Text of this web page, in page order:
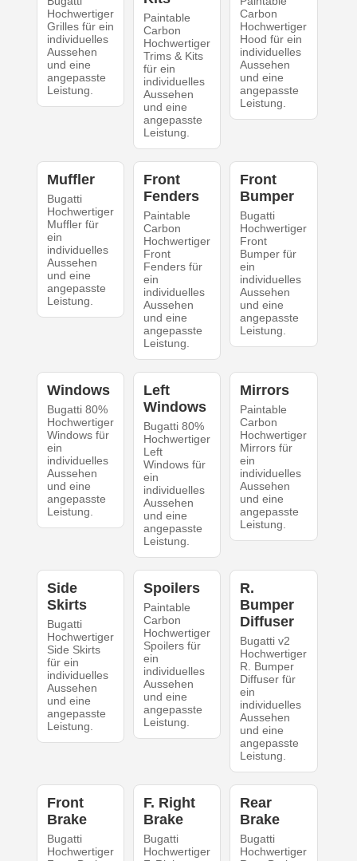
Hochwertiger
Grilles für ein
individuelles
Aussehen
und eine
angepasste
Leistung.
Paintable
Carbon
Hochwertiger
Trims & Kits
für ein
individuelles
Aussehen
und eine
angepasste
Leistung.
Carbon
Hochwertiger
Hood für ein
individuelles
Aussehen
und eine
angepasste
Leistung.
Muffler
Bugatti
Hochwertiger
Muffler für
ein
individuelles
Aussehen
und eine
angepasste
Leistung.
Front
Fenders
Paintable
Carbon
Hochwertiger
Front
Fenders für
ein
individuelles
Aussehen
und eine
angepasste
Leistung.
Front
Bumper
Bugatti
Hochwertiger
Front
Bumper für
ein
individuelles
Aussehen
und eine
angepasste
Leistung.
Windows
Bugatti 80%
Hochwertiger
Windows für
ein
individuelles
Aussehen
und eine
angepasste
Leistung.
Left
Windows
Bugatti 80%
Hochwertiger
Left
Windows für
ein
individuelles
Aussehen
und eine
angepasste
Leistung.
Mirrors
Paintable
Carbon
Hochwertiger
Mirrors für
ein
individuelles
Aussehen
und eine
angepasste
Leistung.
Side
Skirts
Bugatti
Hochwertiger
Side Skirts
für ein
individuelles
Aussehen
und eine
angepasste
Leistung.
Spoilers
Paintable
Carbon
Hochwertiger
Spoilers für
ein
individuelles
Aussehen
und eine
angepasste
Leistung.
R.
Bumper
Diffuser
Bugatti v2
Hochwertiger
R. Bumper
Diffuser für
ein
individuelles
Aussehen
und eine
angepasste
Leistung.
Front
Brake
Bugatti
Hochwertiger
F. Right
Brake
Bugatti
Hochwertiger
Rear
Brake
Bugatti
Hochwertiger